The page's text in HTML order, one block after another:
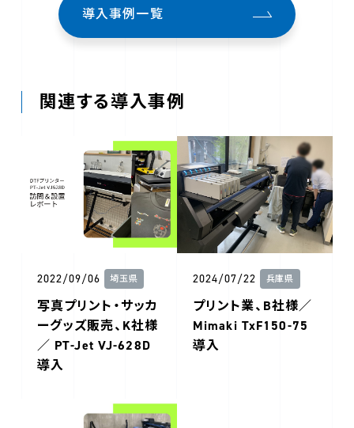
導入事例一覧
関連する導入事例
2022/09/06 埼玉県
写真プリント・サッカ
ーグッズ販売、K社様
／ PT-Jet VJ-628D
導入
2024/07/22 兵庫県
プリント業、B社様／
Mimaki TxF150-75
導入